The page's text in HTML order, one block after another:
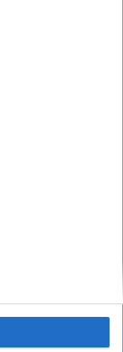
te daremos
para tu